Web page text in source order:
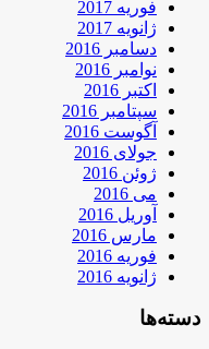
فوریه 2017
ژانویه 2017
دسامبر 2016
نوامبر 2016
اکتبر 2016
سپتامبر 2016
آگوست 2016
جولای 2016
ژوئن 2016
می 2016
آوریل 2016
مارس 2016
فوریه 2016
ژانویه 2016
دسته‌ها